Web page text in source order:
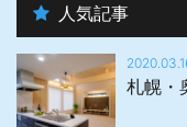
人気記事
札幌・